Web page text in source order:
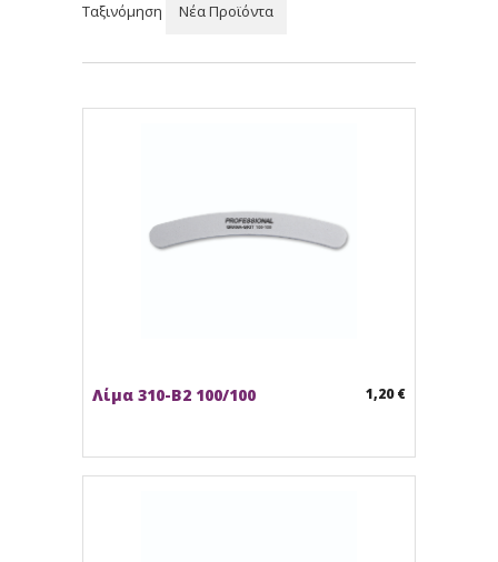
Ταξινόμηση Νέα Προϊόντα
Λίμα 310-B2 100/100 1,20 €